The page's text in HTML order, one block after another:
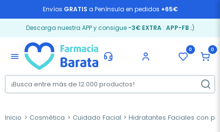
Envíos GRATIS a Península en pedidos +65€
Descarga nuestra APP y consigue -3€ EXTRA: APP-FB ;)
menu
0 0
Inicio Cosmética Cuidado Facial Hidratantes Faciales con